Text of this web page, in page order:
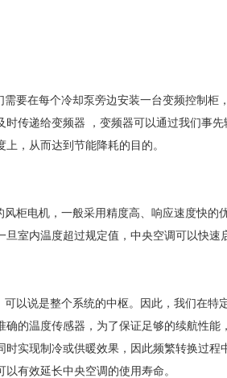
要在每个冷却泵旁边安装一台变频控制柜
传递给变频器 ，变频器可以通过我们事
，从而达到节能降耗的目的。
柜电机，一般采用精度高、响应速度快的
室内温度超过规定值，中央空调可以快速
以说是整个系统的中枢。因此，我们在特
的温度传感器，为了保证足够的续航性
实现制冷或供暖效果，因此频繁转换过程
有效延长中央空调的使用寿命。